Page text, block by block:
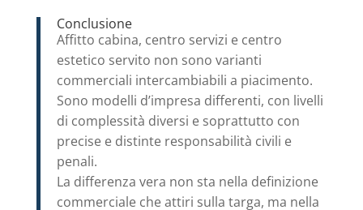
Conclusione
Affitto cabina, centro servizi e centro
estetico servito non sono varianti
commerciali intercambiabili a piacimento.
Sono modelli d’impresa differenti, con livelli
di complessità diversi e soprattutto con
precise e distinte responsabilità civili e
penali.
La differenza vera non sta nella definizione
commerciale che attiri sulla targa, ma nella